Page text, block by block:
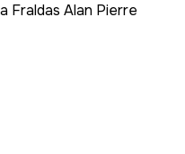
Fraldas Alan Pierre